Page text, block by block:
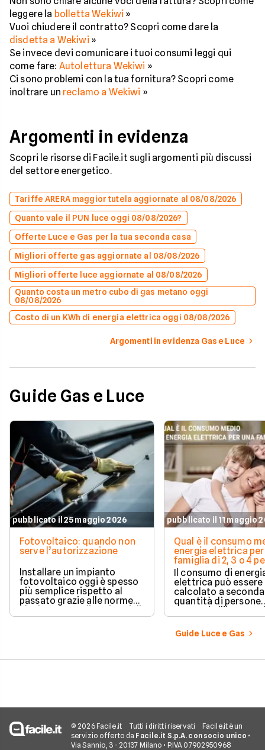
leggere la bolletta Wekiwi »
Vuoi chiudere il contratto? Scopri come dare la
disdetta a Wekiwi »
Se invece devi comunicare i tuoi consumi leggi qui
come fare: Autolettura Wekiwi »
Ci sono problemi con la tua fornitura? Scopri come
inoltrare un reclamo a Wekiwi »
Argomenti in evidenza
Scopri le risorse di Facile.it sugli argomenti più discussi
del settore energetico.
Tariffe ARERA maggior tutela aggiornate al 08/08/2026
Quanto vale il PUN luce oggi 08/08/2026?
Offerte Luce e Gas per la tua seconda casa
Migliori offerte gas aggiornate al 08/08/2026
Migliori offerte luce aggiornate al 08/08/2026
Quanto costa un metro cubo di gas metano oggi
08/08/2026
Costo di un KWh di energia elettrica oggi 08/08/2026
Argomenti in evidenza Gas e Luce
Guide Gas e Luce
pubblicato il 25 maggio 2026
Fotovoltaico: quando non
serve l’autorizzazione
Installare un impianto
fotovoltaico oggi è spesso
più semplice rispetto al
passato grazie alle norme
che hanno ampliato i casi di
edilizia libera.
pubblicato il 11 maggio
Qual è il consumo
energia elettrica per
famiglia di 2, 3 o 4
Il consumo di
elettrica può essere
calcolato a
quantità di persone
presenti all'interno
determinato
numerosi i fattori
influenzano questo
considerazione per
Guide Luce e Gas
© 2026 Facile.it Tutti i diritti riservati
Facile.it è un
servizio offerto da Facile.it S.p.A. con socio unico •
Via Sannio, 3 - 20137 Milano • P.IVA 07902950968